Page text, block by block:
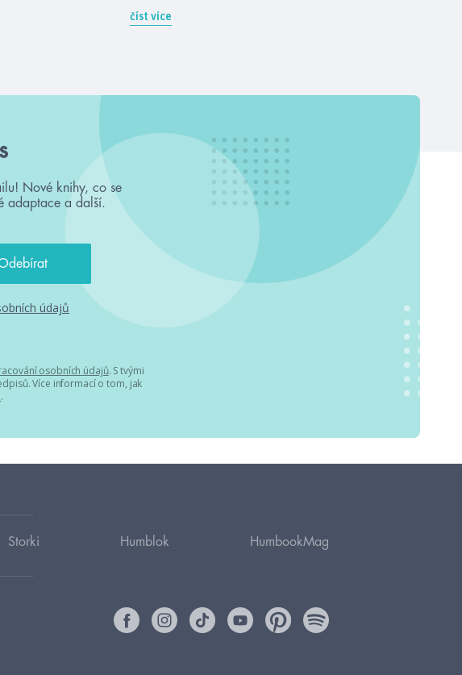
číst více
Nové knihy, co se
adaptace a další.
údajů
osobních údajů. S tvými
Více informací o tom, jak
.
Storki Humblok HumbookMag